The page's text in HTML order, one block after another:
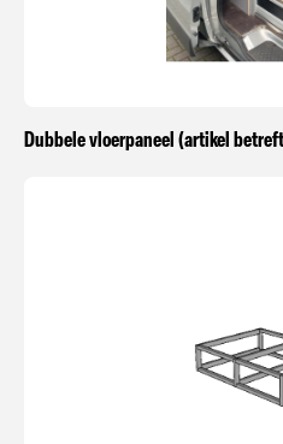
Dubbele vloerpaneel (artikel